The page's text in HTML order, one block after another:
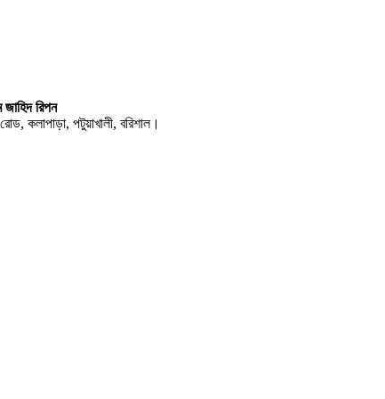
রিপন
কলাপাড়া, পটুয়াখালী, বরিশাল।